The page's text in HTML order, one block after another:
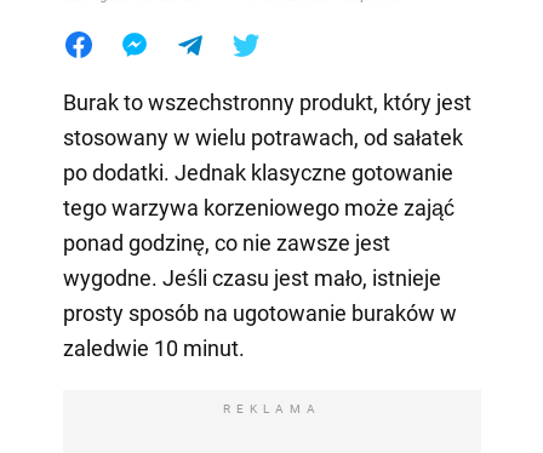
Burak to wszechstronny produkt, który jest
stosowany w wielu potrawach, od sałatek
po dodatki. Jednak klasyczne gotowanie
tego warzywa korzeniowego może zająć
ponad godzinę, co nie zawsze jest
wygodne. Jeśli czasu jest mało, istnieje
prosty sposób na ugotowanie buraków w
zaledwie 10 minut.
REKLAMA